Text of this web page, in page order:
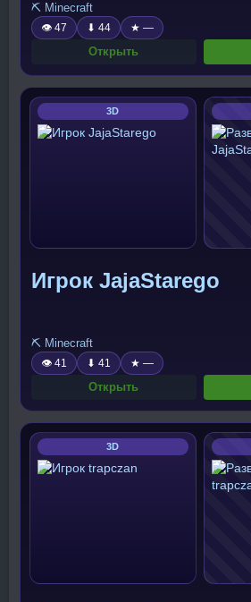
⛏️ Minecraft
👁 47 ⬇ 44 ★ —
Открыть
3D
Игрок JajaStarego
⛏️ Minecraft
👁 41 ⬇ 41 ★ —
Открыть
3D